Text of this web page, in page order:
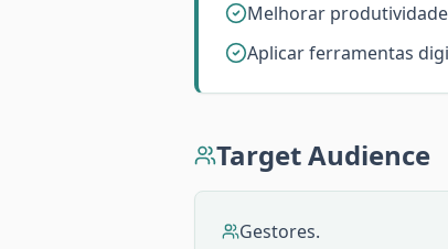
Melhorar
Aplicar ferramentas
Target Audience
Gestores.